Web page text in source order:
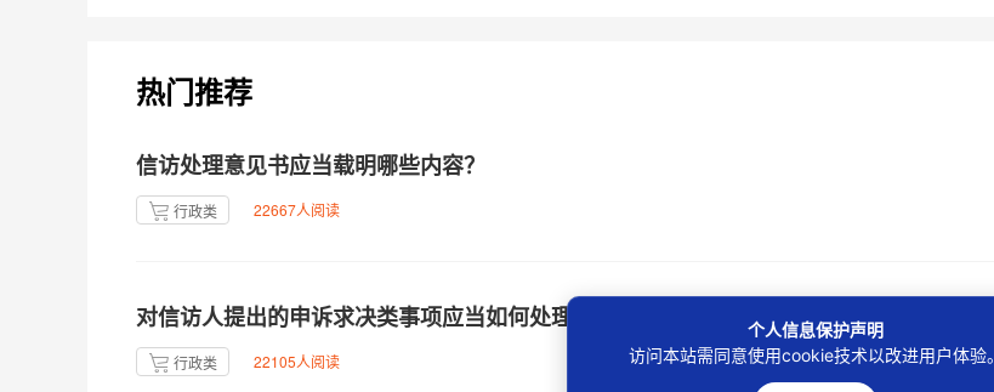
热门推荐
信访处理意见书应当载明哪些内容？
行政类 22667人阅读
对信访人提出的申诉求决类事项应当如何处理？
行政类 22105人阅读
个人信息保护声明
访问本站需同意使用cookie技术以改进用户体验。